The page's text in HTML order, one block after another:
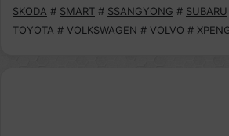
SKODA # SMART # SSANGYONG # SUBARU
TOYOTA # VOLKSWAGEN # VOLVO #